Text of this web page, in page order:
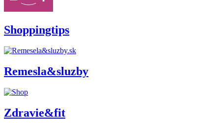
Shoppingtips
Remesla&sluzby
Zdravie&fit